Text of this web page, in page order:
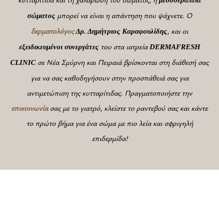
σώματοςμπορεί να είναι η απάντηση που ψάχνετε. Ο
δερματολόγος Δρ. Δημήτριος Καραφουλίδης, και οι
εξειδικευμένοι συνεργάτεςτου στα ιατρεία DERMAFRESH
CLINIC σε Νέα Σμύρνη και Πειραιά βρίσκονται στη διάθεσή σας
για να σας καθοδηγήσουν στην προσπάθειά σας για
αντιμετώπιση της κυτταρίτιδας. Πραγματοποιήστε την
επικοινωνίασας με το γιατρό, κλείστε το ραντεβού σας και κάντε
το πρώτο βήμα για ένα σώμα με πιο λεία και σφριγηλή
επιδερμίδα!